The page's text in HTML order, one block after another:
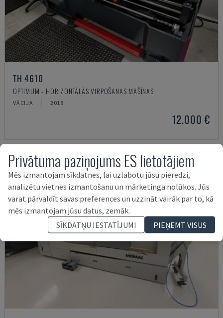
TH 4610
OPTIMUM - HORIZONTĀLĀS VIRPOŠANAS MAŠĪNAS
VĀCIJA 2018
12.000 €
Privātuma paziņojums ES lietotājiem
Mēs izmantojam sīkdatnes, lai uzlabotu jūsu pieredzi,
analizētu vietnes izmantošanu un mārketinga nolūkos. Jūs
varat pārvaldīt savas preferences un uzzināt vairāk par to, kā
mēs izmantojam jūsu datus, zemāk.
SĪKDATŅU IESTATĪJUMI
PIEŅEMT VISUS